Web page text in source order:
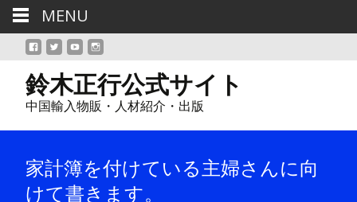
鈴木正行公式サイト
中国輸入物販・人材紹介・出版
家計簿を付けている主婦さんに向
けて書きます。
MENU